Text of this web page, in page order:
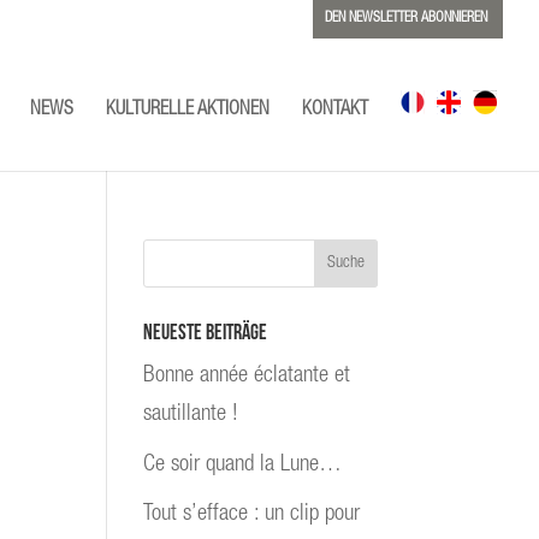
DEN NEWSLETTER ABONNIEREN
NEWS KULTURELLE AKTIONEN KONTAKT
Neueste Beiträge
Bonne année éclatante et
sautillante !
Ce soir quand la Lune…
Tout s’efface : un clip pour